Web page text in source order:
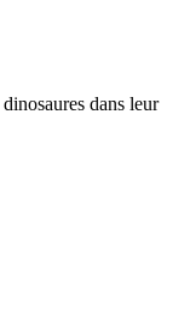
dans leur